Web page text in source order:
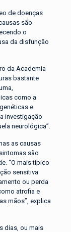
de doenças
são
o
da disfunção
da Academia
bastante
como a
e
investigação
neurológica”.
as causas
são
“O mais típico
sensitiva
ou perda
atrofia e
mãos”, explica
dias, ou mais